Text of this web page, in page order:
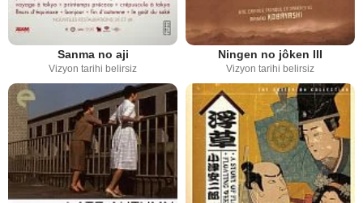
Sanma no aji
Vizyon tarihi belirsiz
Ningen no jôken III
Vizyon tarihi belirsiz